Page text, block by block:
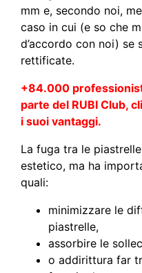
mm e, secondo noi,
caso in cui (e so che
d’accordo con noi) se
rettificate.
+84.000
parte del RUBI Club,
i suoi vantaggi.
La fuga tra le
estetico, ma ha
quali:
minimizzare le
piastrelle,
assorbire le
o addirittura far